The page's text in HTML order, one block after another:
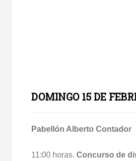
DOMINGO 15 DE
Pabellón Alberto Contador
11:00 horas.Concurso de